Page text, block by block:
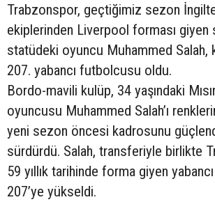
Trabzonspor, geçtiğimiz sezon
ekiplerinden Liverpool forması giyen
statüdeki oyuncu Muhammed Salah,
207. yabancı futbolcusu oldu.
Bordo-mavili kulüp, 34 yaşındaki
oyuncusu Muhammed Salah’ı
yeni sezon öncesi kadrosunu
sürdürdü. Salah, transferiyle birlikte
59 yıllık tarihinde forma giyen
207’ye yükseldi.